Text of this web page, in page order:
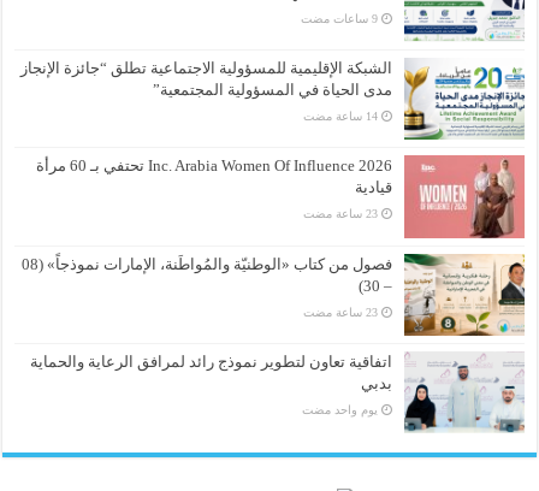
الشبكة الإقليمية للمسؤولية الاجتماعية تطلق “جائزة الإنجاز
مدى الحياة في المسؤولية المجتمعية”
Inc. Arabia Women Of Influence 2026 تحتفي بـ 60 مرأة
قيادية
فصول من كتاب «الوطنيّة والمُواطَنة، الإمارات نموذجاً» (08
– 30)
اتفاقية تعاون لتطوير نموذج رائد لمرافق الرعاية والحماية
بدبي
‏يوم واحد مضت